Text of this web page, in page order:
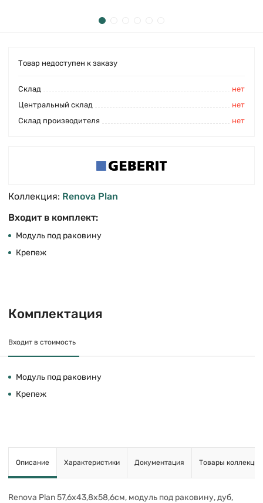
Товар недоступен к заказу
Cклад
нет
Центральный склад
нет
Склад производителя
нет
Коллекция: Renova Plan
Входит в комплект:
Модуль под раковину
Крепеж
Комплектация
Входит в стоимость
Модуль под раковину
Крепеж
Описание Характеристики Документация Товары коллекции
Renova Plan 57,6х43,8х58,6см, модуль под раковину, дуб,